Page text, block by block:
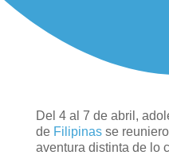
Del 4 al 7 de abril,
de Filipinasse
aventura distinta de lo